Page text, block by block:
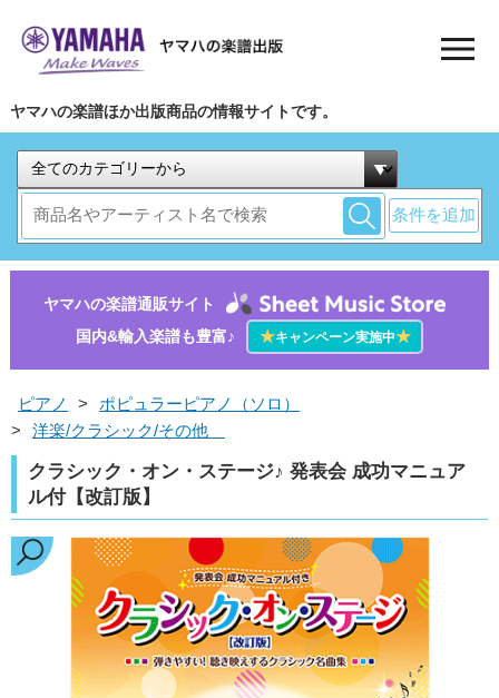
ヤマハの楽譜ほか出版商品の情報サイトです。
条件を追加
ヤマハの楽譜通販サイト
国内&輸入楽譜も豊富♪
★キャンペーン実施中★
ピアノ >
ポピュラーピアノ（ソロ）
>
洋楽/クラシック/その他
クラシック・オン・ステージ♪ 発表会 成功マニュア
ル付【改訂版】